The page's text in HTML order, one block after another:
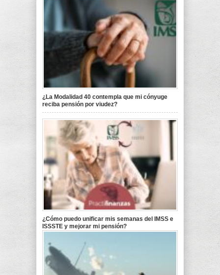
¿La Modalidad 40 contempla que mi cónyuge
reciba pensión por viudez?
¿Cómo puedo unificar mis semanas del IMSS e
ISSSTE y mejorar mi pensión?